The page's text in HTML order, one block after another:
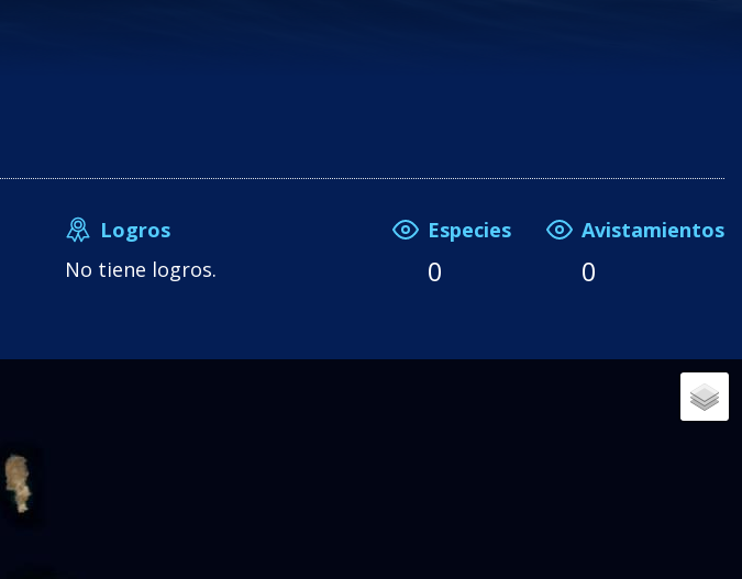
Logros
No tiene logros.
Especies
0
Avistamientos
0